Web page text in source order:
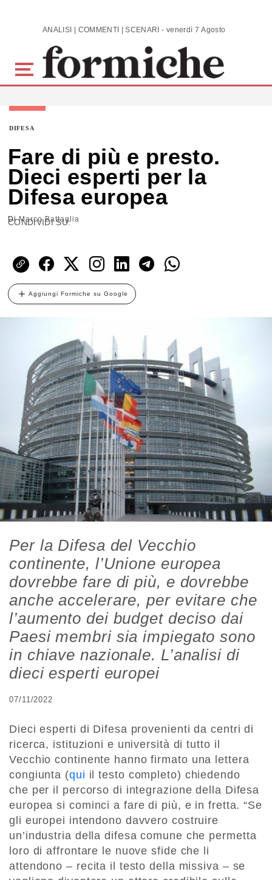
Skip to main content ANALISI | COMMENTI | SCENARI - venerdì 7 Agosto 2026
DIFESA
Fare di più e presto.
Dieci esperti per la
Difesa europea
DiMarco Battaglia
CONDIVIDI SU:
Aggiungi Formiche su Google
Per la Difesa del Vecchio
continente, l’Unione europea
dovrebbe fare di più, e dovrebbe
anche accelerare, per evitare che
l’aumento dei budget deciso dai
Paesi membri sia impiegato sono
in chiave nazionale. L’analisi di
dieci esperti europei
07/11/2022
Dieci esperti di Difesa provenienti da centri di
ricerca, istituzioni e università di tutto il
Vecchio continente hanno firmato una lettera
congiunta (qui il testo completo) chiedendo
che per il percorso di integrazione della Difesa
europea si cominci a fare di più, e in fretta. “Se
gli europei intendono davvero costruire
un’industria della difesa comune che permetta
loro di affrontare le nuove sfide che li
attendono – recita il testo della missiva – se